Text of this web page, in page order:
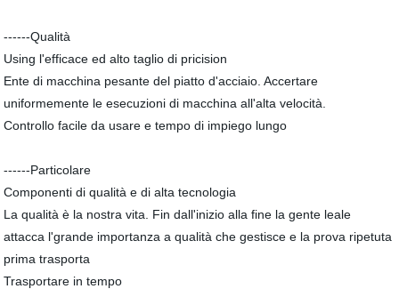
------Qualità
Using l'efficace ed alto taglio di pricision
Ente di macchina pesante del piatto d'acciaio. Accertare
uniformemente le esecuzioni di macchina all'alta velocità.
Controllo facile da usare e tempo di impiego lungo
------Particolare
Componenti di qualità e di alta tecnologia
La qualità è la nostra vita. Fin dall'inizio alla fine la gente leale
attacca l'grande importanza a qualità che gestisce e la prova ripetuta
prima trasporta
Trasportare in tempo